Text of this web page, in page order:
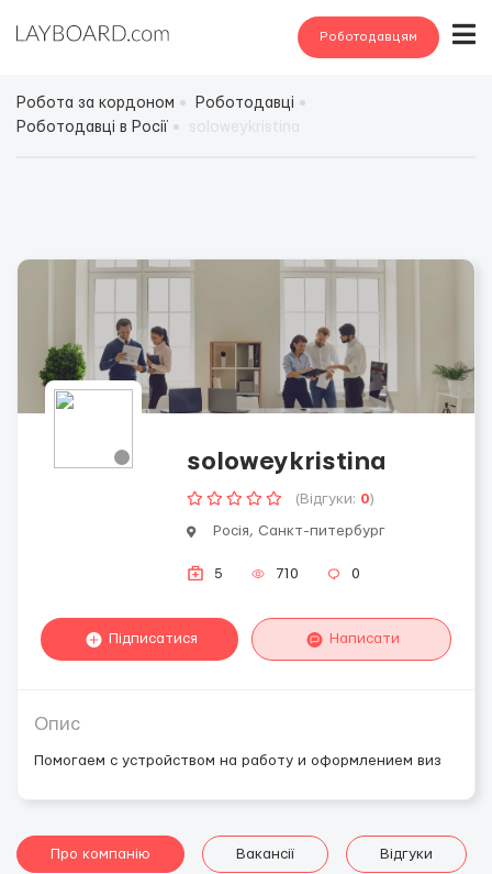
Роботодавцям
Робота за кордоном
Роботодавці
Роботодавці в Росії
solоweykristina
(Відгуки: 0)
Росія, Санкт-питербург
5 710 0
Підписатися Написати
Опис
Помогаем с устройством на работу и оформлением виз
Про компанію Вакансії Відгуки